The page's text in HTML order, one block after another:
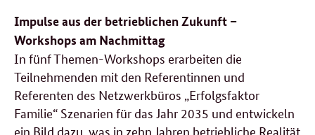
Impulse aus der betrieblichen Zukunft –
Workshops am Nachmittag
In fünf Themen-Workshops erarbeiten die
Teilnehmenden mit den Referentinnen und
Referenten des Netzwerkbüros „Erfolgsfaktor
Familie“ Szenarien für das Jahr 2035 und entwickeln
ein Bild dazu, was in zehn Jahren betriebliche Realität